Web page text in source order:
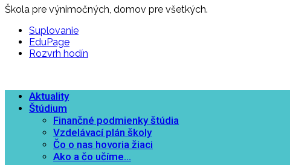
Škola pre výnimočných, domov pre všetkých.
Suplovanie
EduPage
Rozvrh hodín
Aktuality
Štúdium
Finančné podmienky štúdia
Vzdelávací plán školy
Čo o nas hovoria žiaci
Ako a čo učíme…